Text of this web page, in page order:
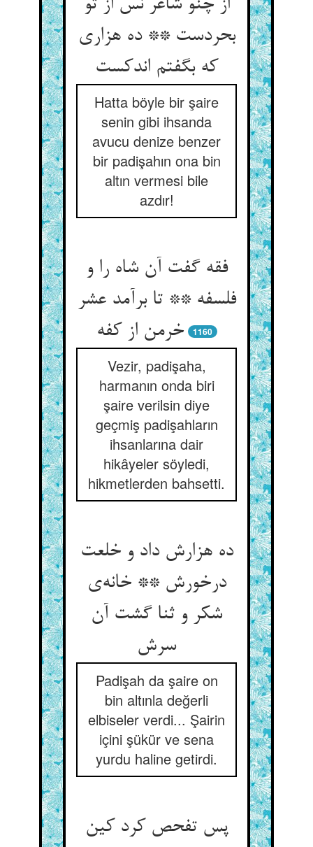
از چنو شاعر نس از تو
بحردست ** ده هزاری
که بگفتم اندکست
Hatta böyle bir şaire
senin gibi ihsanda
avucu denize benzer
bir padişahın ona bin
altın vermesi bile
azdır!
فقه گفت آن شاه را و
فلسفه ** تا برآمد عشر
خرمن از کفه
1160
Vezir, padişaha,
harmanın onda biri
şaire verilsin diye
geçmiş padişahların
ihsanlarına dair
hikâyeler söyledi,
hikmetlerden bahsetti.
ده هزارش داد و خلعت
درخورش ** خانه‌ی
شکر و ثنا گشت آن
سرش
Padişah da şaire on
bin altınla değerli
elbiseler verdi... Şairin
içini şükür ve sena
yurdu haline getirdi.
پس تفحص کرد کین